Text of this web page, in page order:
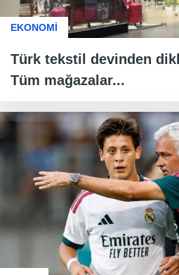
EKONOMİ
Türk tekstil devinden
Tüm mağazalar...